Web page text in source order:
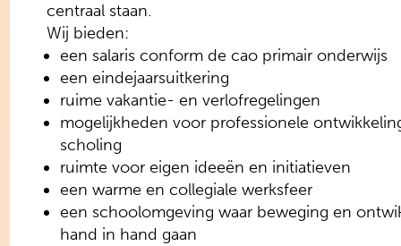
centraal staan.
Wij bieden:
een salaris conform de cao primair onderwijs
een eindejaarsuitkering
ruime vakantie- en verlofregelingen
mogelijkheden voor professionele
scholing
ruimte voor eigen ideeën en initiatieven
een warme en collegiale werksfeer
een schoolomgeving waar beweging en
hand in hand gaan